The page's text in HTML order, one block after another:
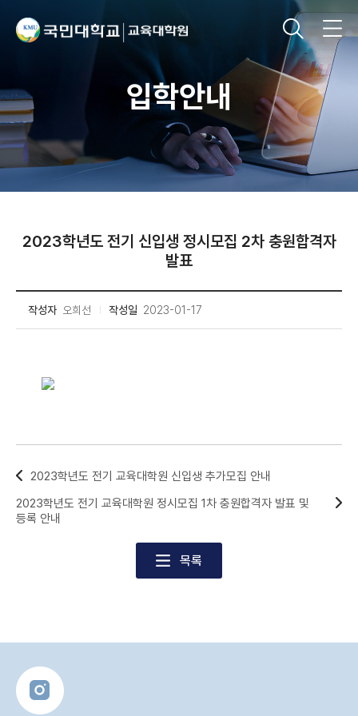
입학안내
2023학년도 전기 신입생 정시모집 2차 충원합격자
발표
작성자 오희선 작성일 2023-01-17
2023학년도 전기 교육대학원 신입생 추가모집 안내
목록
2023학년도 전기 교육대학원 정시모집 1차 충원합격자 발표 및
등록 안내